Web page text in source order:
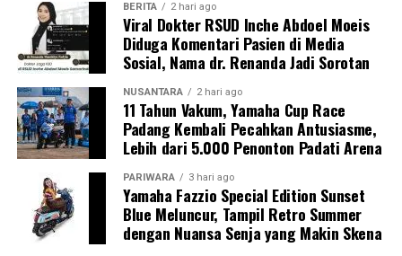
BERITA 2 hari ago
Viral Dokter RSUD Inche Abdoel Moeis
Diduga Komentari Pasien di Media
Sosial, Nama dr. Renanda Jadi Sorotan
NUSANTARA 2 hari ago
11 Tahun Vakum, Yamaha Cup Race
Padang Kembali Pecahkan Antusiasme,
Lebih dari 5.000 Penonton Padati Arena
PARIWARA 3 hari ago
Yamaha Fazzio Special Edition Sunset
Blue Meluncur, Tampil Retro Summer
dengan Nuansa Senja yang Makin Skena